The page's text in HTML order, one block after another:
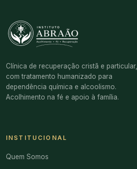
Clínica de recuperação cristã e particular,
com tratamento humanizado para
dependência química e alcoolismo.
Acolhimento na fé e apoio à família.
INSTITUCIONAL
Quem Somos